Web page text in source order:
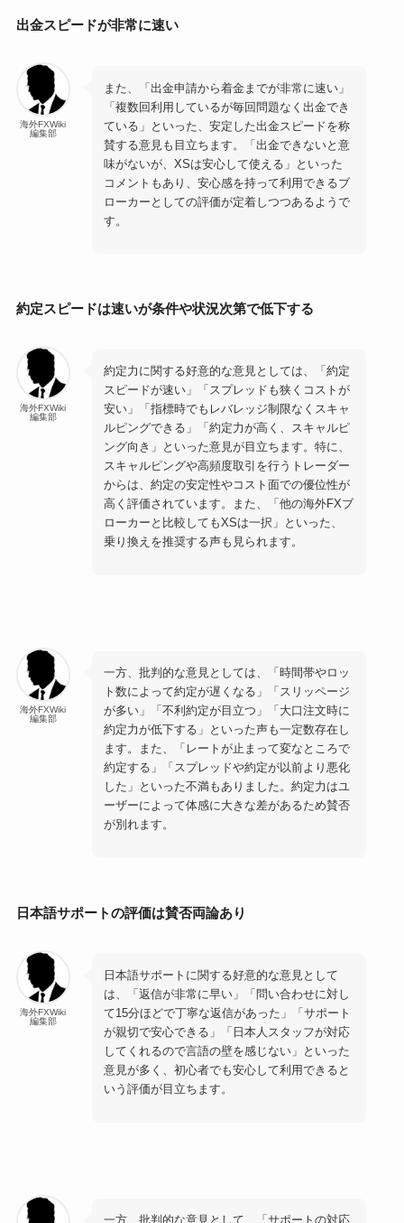
出金スピードが非常に速い
海外FXWiki
編集部
また、「出金申請から着金までが非常に速い」
「複数回利用しているが毎回問題なく出金でき
ている」といった、安定した出金スピードを称
賛する意見も目立ちます。「出金できないと意
味がないが、XSは安心して使える」といった
コメントもあり、安心感を持って利用できるブ
ローカーとしての評価が定着しつつあるようで
す。
約定スピードは速いが条件や状況次第で低下する
海外FXWiki
編集部
約定力に関する好意的な意見としては、「約定
スピードが速い」「スプレッドも狭くコストが
安い」「指標時でもレバレッジ制限なくスキャ
ルピングできる」「約定力が高く、スキャルピ
ング向き」といった意見が目立ちます。特に、
スキャルピングや高頻度取引を行うトレーダー
からは、約定の安定性やコスト面での優位性が
高く評価されています。また、「他の海外FXブ
ローカーと比較してもXSは一択」といった、
乗り換えを推奨する声も見られます。
海外FXWiki
編集部
一方、批判的な意見としては、「時間帯やロッ
ト数によって約定が遅くなる」「スリッページ
が多い」「不利約定が目立つ」「大口注文時に
約定力が低下する」といった声も一定数存在し
ます。また、「レートが止まって変なところで
約定する」「スプレッドや約定が以前より悪化
した」といった不満もありました。約定力はユ
ーザーによって体感に大きな差があるため賛否
が別れます。
日本語サポートの評価は賛否両論あり
海外FXWiki
編集部
日本語サポートに関する好意的な意見として
は、「返信が非常に早い」「問い合わせに対し
て15分ほどで丁寧な返信があった」「サポート
が親切で安心できる」「日本人スタッフが対応
してくれるので言語の壁を感じない」といった
意見が多く、初心者でも安心して利用できると
いう評価が目立ちます。
一方、批判的な意見として、「サポートの対応